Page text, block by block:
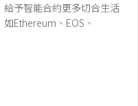
予智能合約更多切合生活
Ethereum、EOS、